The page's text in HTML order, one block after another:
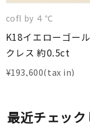
cofl by ４℃
K18イエローゴー
クレス 約0.5ct
¥193,600
最近チェッ